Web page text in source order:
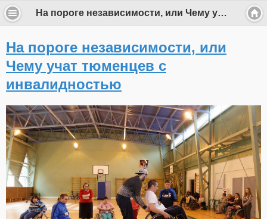
На пороге независимости, или Чему учат тюменцев с инвалидностью
На пороге независимости, или
Чему учат тюменцев с
инвалидностью